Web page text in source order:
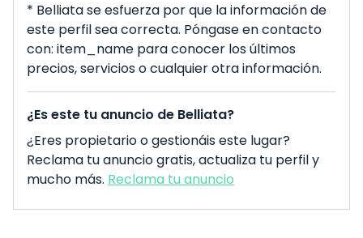
* Belliata se esfuerza por que la información de
este perfil sea correcta. Póngase en contacto
con: item_name para conocer los últimos
precios, servicios o cualquier otra información.
¿Es este tu anuncio de Belliata?
¿Eres propietario o gestionáis este lugar?
Reclama tu anuncio gratis, actualiza tu perfil y
mucho más. Reclama tu anuncio